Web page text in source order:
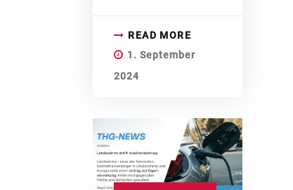
READ MORE
1. September
2024